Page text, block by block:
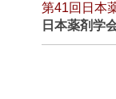
第41回日本
日本薬剤学